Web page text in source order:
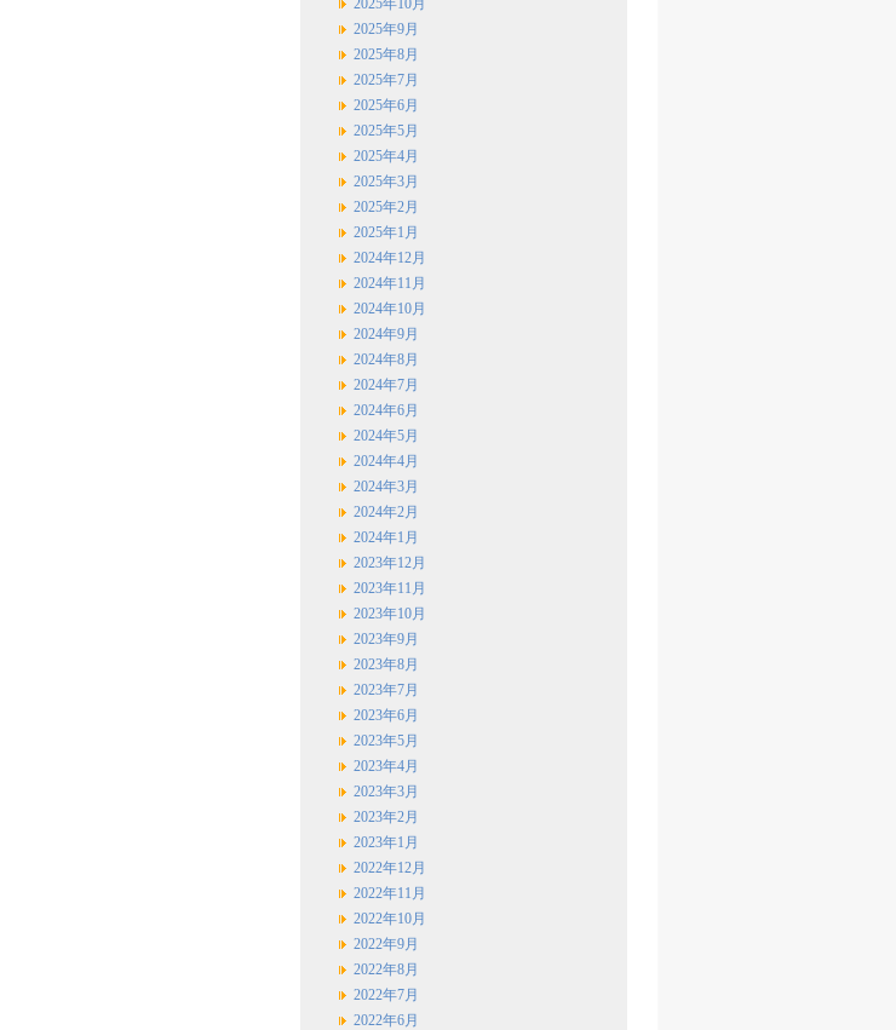
2025年10月
2025年9月
2025年8月
2025年7月
2025年6月
2025年5月
2025年4月
2025年3月
2025年2月
2025年1月
2024年12月
2024年11月
2024年10月
2024年9月
2024年8月
2024年7月
2024年6月
2024年5月
2024年4月
2024年3月
2024年2月
2024年1月
2023年12月
2023年11月
2023年10月
2023年9月
2023年8月
2023年7月
2023年6月
2023年5月
2023年4月
2023年3月
2023年2月
2023年1月
2022年12月
2022年11月
2022年10月
2022年9月
2022年8月
2022年7月
2022年6月